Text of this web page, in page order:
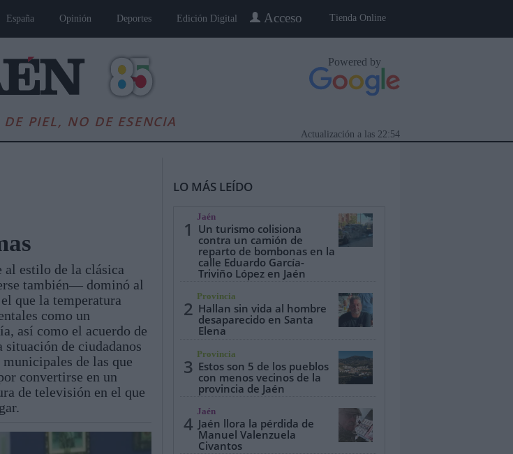
Tienda Online
Acceso
España Opinión Deportes Edición Digital
PIEL, NO DE ESENCIA
Powered by
22:54
Actualización a las
Opinión Cultura Deportes Jaén, Pueblo a Pueblo Gente
al estilo de la clásica
también— dominó al
que la temperatura
como un
así como el acuerdo de
situación de ciudadanos
de las que
convertirse en un
de televisión en el que
LO MÁS LEÍDO
1
Jaén
Un turismo colisiona
contra un camión de
reparto de bombonas en la
calle Eduardo García-
Triviño López en Jaén
2
Provincia
Hallan sin vida al hombre
desaparecido en Santa
Elena
3
Provincia
Estos son 5 de los pueblos
con menos vecinos de la
provincia de Jaén
4
Jaén
Jaén llora la pérdida de
Manuel Valenzuela
Civantos